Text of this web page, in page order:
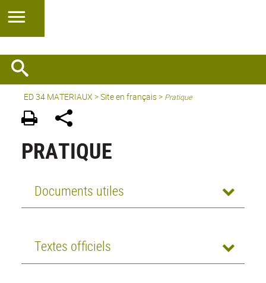
ED 34 MATERIAUX >Site en français> Pratique
PRATIQUE
Documents utiles
Textes officiels